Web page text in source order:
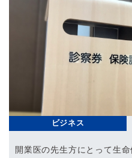
ビジネス
開業医の先生方にとって生